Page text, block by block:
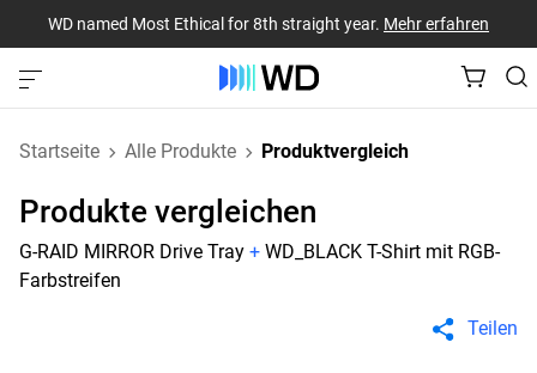
WD named Most Ethical for 8th straight year. Mehr erfahren
Startseite Alle Produkte Produktvergleich
Produkte vergleichen
G-RAID MIRROR Drive Tray + WD_BLACK T-Shirt mit RGB-
Farbstreifen
Teilen